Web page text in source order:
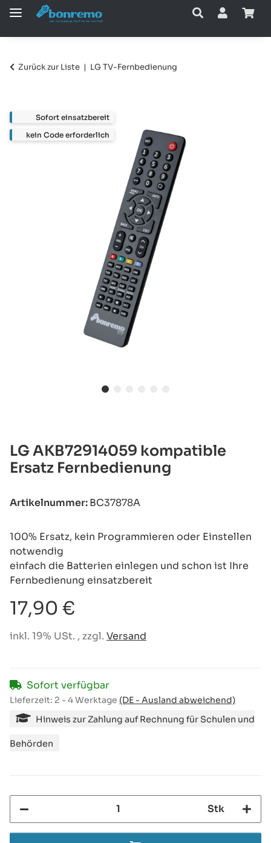
Zurück zur Liste LG TV-Fernbedienung
LG AKB72914059 kompatible
Ersatz Fernbedienung
Artikelnummer:BC37878A
100% Ersatz, kein Programmieren oder Einstellen
notwendig
einfach die Batterien einlegen und schon ist Ihre
Fernbedienung einsatzbereit
17,90 €
inkl. 19% USt. , zzgl. Versand
Sofort verfügbar
Lieferzeit: 2 - 4 Werktage (DE - Ausland abweichend)
Hinweis zur Zahlung auf Rechnung für Schulen und
Behörden
Stk